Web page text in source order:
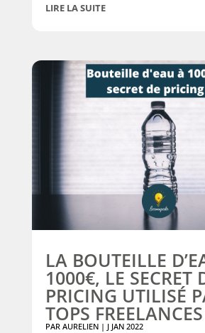
LIRE LA SUITE
LA BOUTEILLE
1000€, LE SECRET
PRICING UTILISÉ
TOPS FREELANCES
PAR AURELIEN| J JAN 2022